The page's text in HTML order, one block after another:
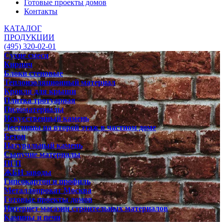
Готовые проекты домов
Контакты
КАТАЛОГ
ПРОДУКЦИИ
(495) 320-02-01
Сухие смеси
Кирпич
Блоки стеновые
Теплоизоляционный материал
Кровля для крыши
Плитка тротуарная
Пиломатериалы
Искусственный камень
Лестницы на второй этаж в частном доме
Бетон
Натуральный камень
Сыпучие материалы
ПГП
ЖБИ заводы
Гипсокартон и профиль
Металлопрокат Москва
Готовые проекты домов
Интернет магазин строительных материалов
Камины и печи